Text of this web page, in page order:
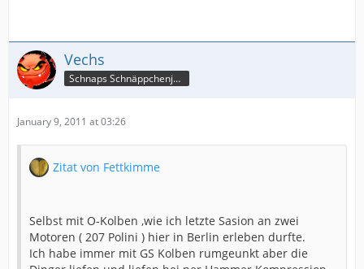
Vechs
Schnaps Schnäppchenjäger
January 9, 2011 at 03:26
Zitat von Fettkimme
Selbst mit O-Kolben ,wie ich letzte Sasion an zwei
Motoren ( 207 Polini ) hier in Berlin erleben durfte.
Ich habe immer mit GS Kolben rumgeunkt aber die